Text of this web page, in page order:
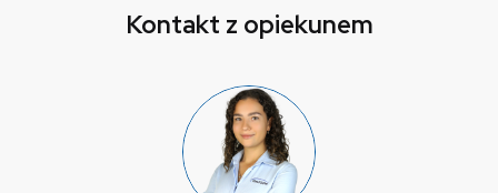
Kontakt z opiekunem